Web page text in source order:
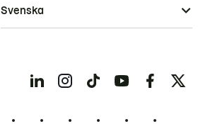
Svenska